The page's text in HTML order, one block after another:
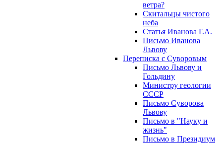
ветра?
Скитальцы чистого
неба
Статья Иванова Г.А.
Письмо Иванова
Львову
Переписка с Суворовым
Письмо Львову и
Гольдину
Министру геологии
СССР
Письмо Суворова
Львову
Письмо в "Науку и
жизнь"
Письмо в Президиум